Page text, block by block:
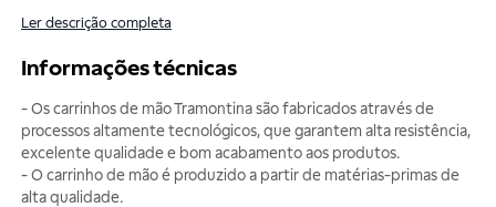
Ler descrição completa
Informações técnicas
- Os carrinhos de mão Tramontina são fabricados através de
processos altamente tecnológicos, que garantem alta resistência,
excelente qualidade e bom acabamento aos produtos.
- O carrinho de mão é produzido a partir de matérias-primas de
alta qualidade.